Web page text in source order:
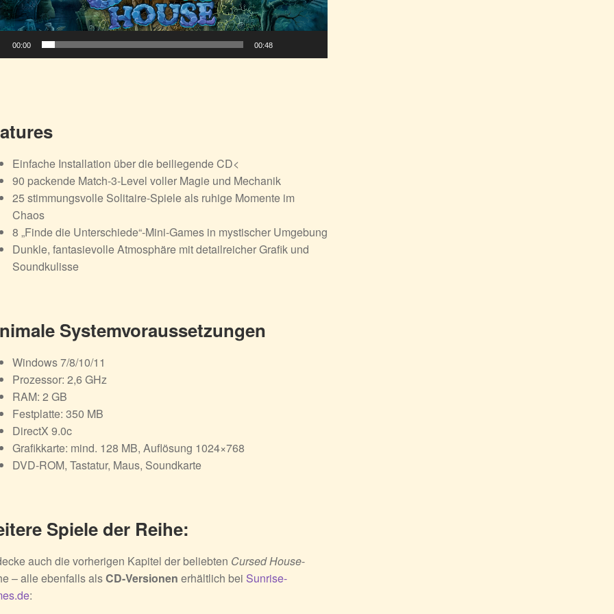
00:00 00:48
Einfache Installation über die beiliegende CD<
90 packende Match-3-Level voller Magie und Mechanik
25 stimmungsvolle Solitaire-Spiele als ruhige Momente im
Chaos
8 „Finde die Unterschiede“-Mini-Games in mystischer Umgebung
Dunkle, fantasievolle Atmosphäre mit detailreicher Grafik und
Soundkulisse
Systemvoraussetzungen
Windows 7/8/10/11
Prozessor: 2,6 GHz
RAM: 2 GB
Festplatte: 350 MB
DirectX 9.0c
Grafikkarte: mind. 128 MB, Auflösung 1024×768
DVD-ROM, Tastatur, Maus, Soundkarte
Spiele der Reihe:
auch die vorherigen Kapitel der beliebten Cursed House-
– alle ebenfalls alsCD-Versionen erhältlich bei Sunrise-
: